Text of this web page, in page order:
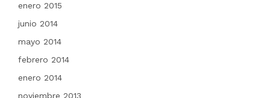
enero 2015
junio 2014
mayo 2014
febrero 2014
enero 2014
noviembre 2013